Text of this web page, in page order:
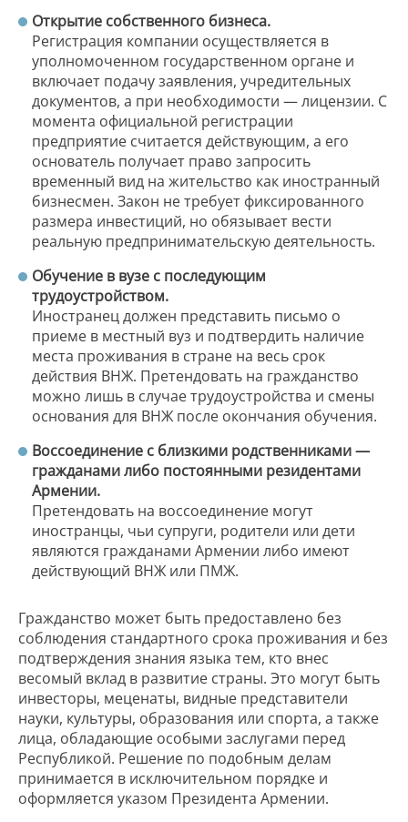
Открытие собственного бизнеса.
Регистрация компании осуществляется в
уполномоченном государственном органе и
включает подачу заявления, учредительных
документов, а при необходимости — лицензии. С
момента официальной регистрации
предприятие считается действующим, а его
основатель получает право запросить
временный вид на жительство как иностранный
бизнесмен. Закон не требует фиксированного
размера инвестиций, но обязывает вести
реальную предпринимательскую деятельность.
Обучение в вузе с последующим
трудоустройством.
Иностранец должен представить письмо о
приеме в местный вуз и подтвердить наличие
места проживания в стране на весь срок
действия ВНЖ. Претендовать на гражданство
можно лишь в случае трудоустройства и смены
основания для ВНЖ после окончания обучения.
Воссоединение с близкими родственниками —
гражданами либо постоянными резидентами
Армении.
Претендовать на воссоединение могут
иностранцы, чьи супруги, родители или дети
являются гражданами Армении либо имеют
действующий ВНЖ или ПМЖ.
Гражданство может быть предоставлено без
соблюдения стандартного срока проживания и без
подтверждения знания языка тем, кто внес
весомый вклад в развитие страны. Это могут быть
инвесторы, меценаты, видные представители
науки, культуры, образования или спорта, а также
лица, обладающие особыми заслугами перед
Республикой. Решение по подобным делам
принимается в исключительном порядке и
оформляется указом Президента Армении.